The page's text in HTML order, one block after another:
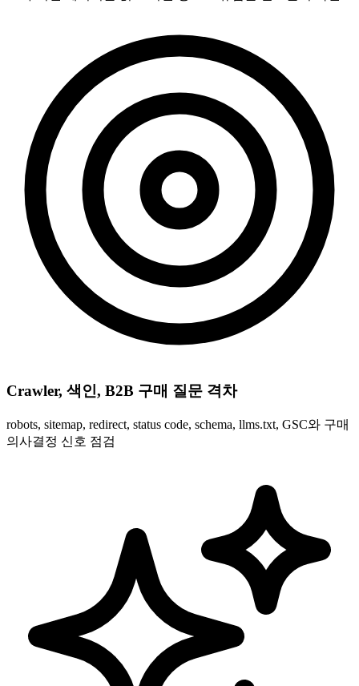
Crawler, 색인, B2B 구매 질문 격차
robots, sitemap, redirect, status code, schema, llms.txt, GSC와 구매
의사결정 신호 점검